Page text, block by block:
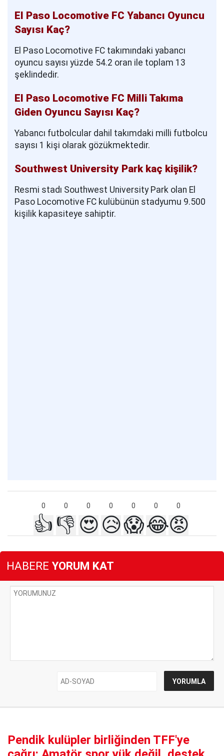
El Paso Locomotive FC Yabancı Oyuncu
Sayısı Kaç?
El Paso Locomotive FC takımındaki yabancı
oyuncu sayısı yüzde 54.2 oran ile toplam 13
şeklindedir.
El Paso Locomotive FC Milli Takıma
Giden Oyuncu Sayısı Kaç?
Yabancı futbolcular dahil takımdaki milli futbolcu
sayısı 1 kişi olarak gözükmektedir.
Southwest University Park kaç kişilik?
Resmi stadı Southwest University Park olan El
Paso Locomotive FC kulübünün stadyumu 9.500
kişilik kapasiteye sahiptir.
0 0 0 0 0 0 0
👍 👎 😍😥😱😂😡
HABERE YORUM KAT
Pendik kulüpler birliğinden TFF'ye